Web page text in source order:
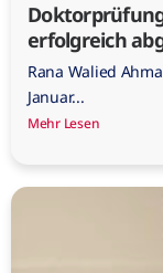
erfolgreich
Rana Walied
Januar...
Mehr Lesen